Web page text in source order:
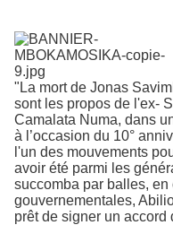
"La mort de Jonas
sont les propos de l'ex-
Camalata Numa, dans
à l’occasion du 10°
l'un des mouvements
avoir été parmi les
succomba par balles,
gouvernementales,
prêt de signer un